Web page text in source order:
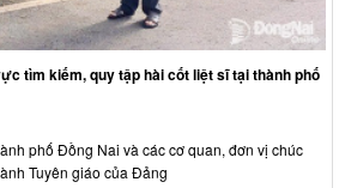
tìm kiếm, quy tập hài cốt liệt sĩ tại thành phố
phố Đồng Nai và các cơ quan, đơn vị chúc
Tuyên giáo của Đảng